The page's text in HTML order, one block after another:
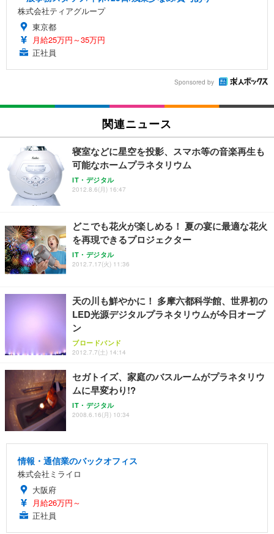
株式会社ティアグループ
東京都
月給25万円～35万円
正社員
Sponsored by
関連ニュース
寝室などに星空を投影、スマホ等の音楽再生も
可能なホームプラネタリウム
IT・デジタル
2012.8.6(月) 16:47
どこでも花火が楽しめる！ 夏の宴に最適な花火
を再現できるプロジェクター
IT・デジタル
2012.7.17(火) 11:36
天の川も鮮やかに！ 多摩六都科学館、世界初の
LED光源デジタルプラネタリウムが今日オープ
ン
ブロードバンド
2012.7.7(土) 14:14
セガトイズ、家庭のバスルームがプラネタリウ
ムに早変わり!?
IT・デジタル
2008.6.16(月) 10:34
情報・通信業のバックオフィス
株式会社ミライロ
大阪府
月給26万円～
正社員